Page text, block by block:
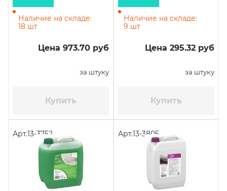
Наличие на складе:
18 шт
Цена 973.70 руб
за штуку
Купить
Наличие на складе:
9 шт
Цена 295.32 руб
за штуку
Купить
Арт.13-3752 Арт.13-3805